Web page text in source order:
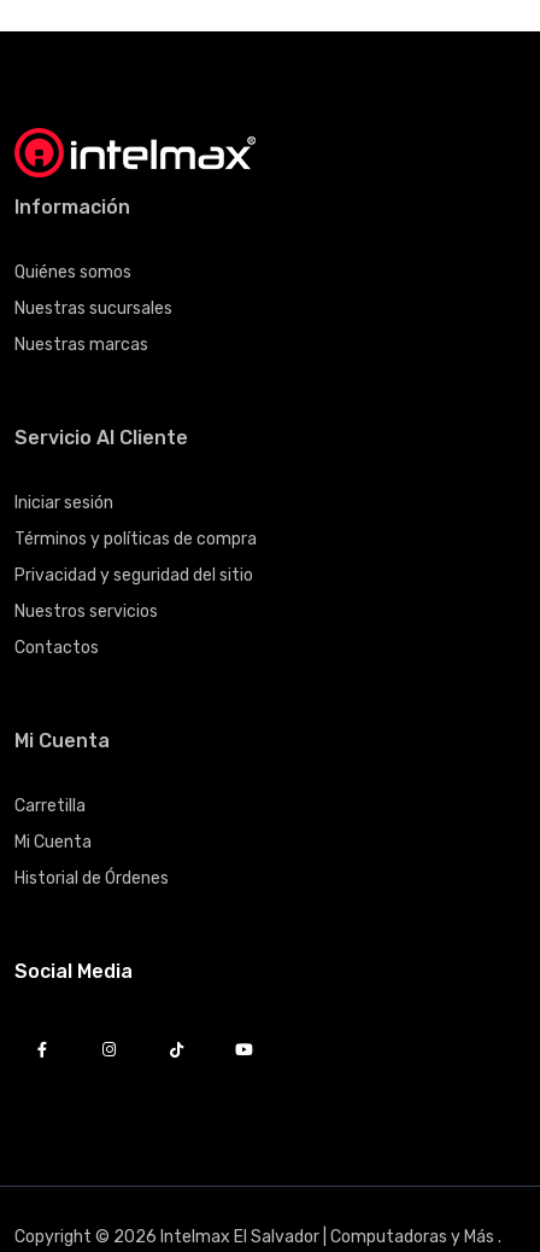
Información
Quiénes somos
Nuestras sucursales
Nuestras marcas
Servicio Al Cliente
Iniciar sesión
Términos y políticas de compra
Privacidad y seguridad del sitio
Nuestros servicios
Contactos
Mi Cuenta
Carretilla
Mi Cuenta
Historial de Órdenes
Social Media
Copyright © 2026 Intelmax El Salvador | Computadoras y Más .